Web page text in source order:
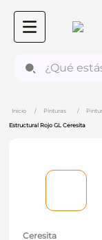
Pinturas
Estructural Rojo GL Ceresita
Ceresita